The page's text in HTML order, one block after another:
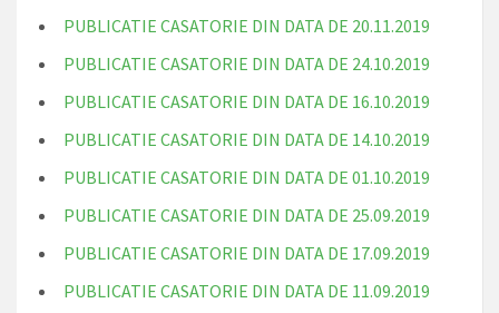
PUBLICATIE CASATORIE DIN DATA DE 20.11.2019
PUBLICATIE CASATORIE DIN DATA DE 24.10.2019
PUBLICATIE CASATORIE DIN DATA DE 16.10.2019
PUBLICATIE CASATORIE DIN DATA DE 14.10.2019
PUBLICATIE CASATORIE DIN DATA DE 01.10.2019
PUBLICATIE CASATORIE DIN DATA DE 25.09.2019
PUBLICATIE CASATORIE DIN DATA DE 17.09.2019
PUBLICATIE CASATORIE DIN DATA DE 11.09.2019